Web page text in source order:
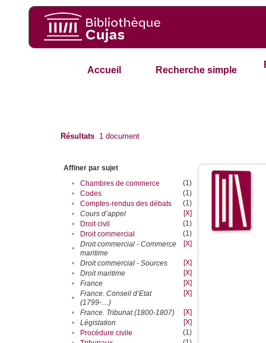
Accueil Recherche simple
Résultats 1 document
Affiner par sujet
•
Chambres de commerce
(1)
•
Codes
(1)
•
Comptes-rendus des débats
(1)
•
Cours d’appel
[X]
•
Droit civil
(1)
•
Droit commercial
(1)
•
Droit commercial - Commerce
maritime
[X]
• Droit commercial - Sources
[X]
•
Droit maritime
[X]
•
France
[X]
•
France. Conseil d’Etat
(1799-....)
[X]
• France. Tribunat (1800-1807)
[X]
•
Législation
[X]
•
Procédure civile
(1)